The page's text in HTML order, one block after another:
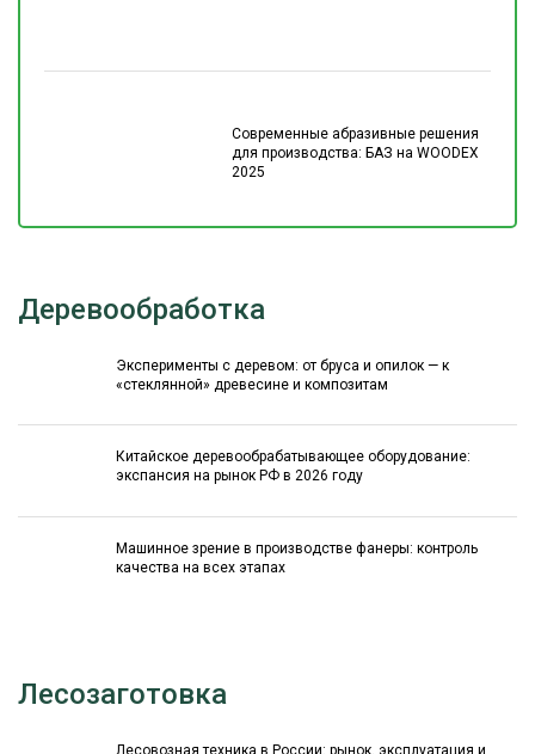
Современные абразивные решения
для производства: БАЗ на WOODEX
2025
Деревообработка
Эксперименты с деревом: от бруса и опилок — к
«стеклянной» древесине и композитам
Китайское деревообрабатывающее оборудование:
экспансия на рынок РФ в 2026 году
Машинное зрение в производстве фанеры: контроль
качества на всех этапах
Лесозаготовка
Лесовозная техника в России: рынок, эксплуатация и